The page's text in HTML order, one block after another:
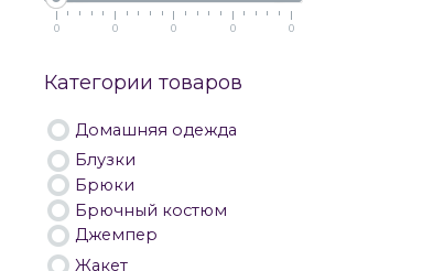
0 0 0 0 0
Категории товаров
Домашняя одежда
Блузки
Брюки
Брючный костюм
Джемпер
Жакет